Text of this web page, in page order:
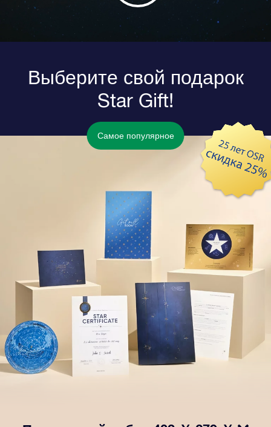
Выберите свой подарок
Star Gift!
Самое популярное